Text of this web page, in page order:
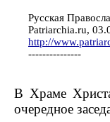
Русская
Patriarchia.ru,
http://
---------------
В Храме
очередное